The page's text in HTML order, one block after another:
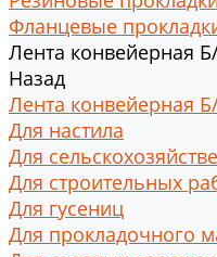
Фланцевые
Лента конвейерная
Назад
Лента конвейерная
Для настила
Для
Для строительных
Для гусениц
Для прокладочного